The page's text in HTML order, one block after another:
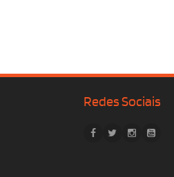
Redes Sociais